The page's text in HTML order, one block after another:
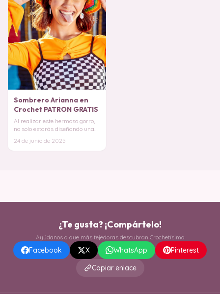
Sombrero Arianna en
Crochet PATRON GRATIS
Al realizar este hermoso gorro,
no solo estarás diseñando una
cuidando
24 de junio de 2025
¿Te gusta? ¡Compártelo!
Ayúdanos a que más tejedoras descubran Crochetísimo
Facebook X WhatsApp
Pinterest
Copiar enlace